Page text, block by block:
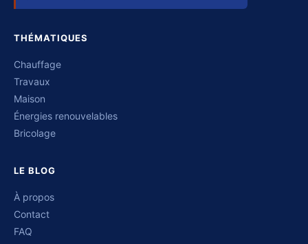
THÉMATIQUES
Chauffage
Travaux
Maison
Énergies renouvelables
Bricolage
LE BLOG
À propos
Contact
FAQ